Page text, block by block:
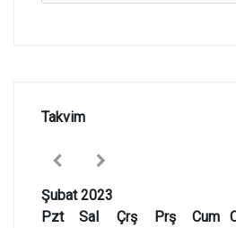
Takvim
Şubat 2023
Pzt
Sal Çrş Prş Cum